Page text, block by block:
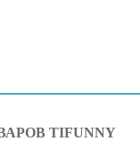
TIFUNNY